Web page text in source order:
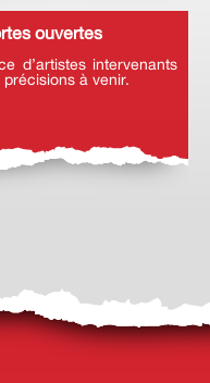
ouvertes
d’artistes intervenants
à venir.